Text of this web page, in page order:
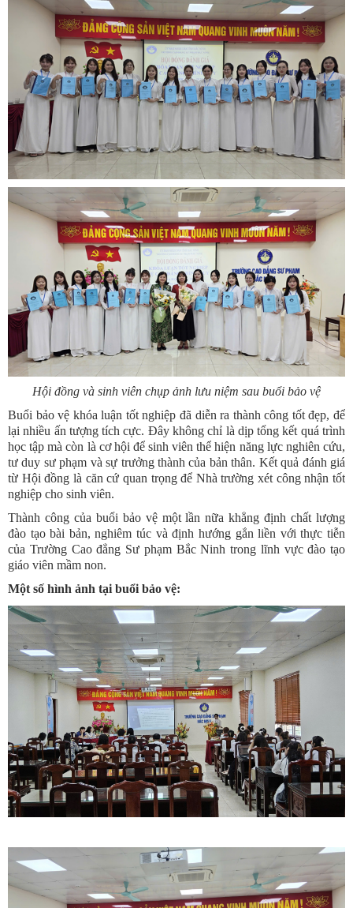
Hội đồng và sinh viên chụp ảnh lưu niệm sau buổi bảo vệ
Buổi bảo vệ khóa luận tốt nghiệp đã diễn ra thành công tốt đẹp, để
lại nhiều ấn tượng tích cực. Đây không chỉ là dịp tổng kết quá trình
học tập mà còn là cơ hội để sinh viên thể hiện năng lực nghiên cứu,
tư duy sư phạm và sự trưởng thành của bản thân. Kết quả đánh giá
từ Hội đồng là căn cứ quan trọng để Nhà trường xét công nhận tốt
nghiệp cho sinh viên.
Thành công của buổi bảo vệ một lần nữa khẳng định chất lượng
đào tạo bài bản, nghiêm túc và định hướng gắn liền với thực tiễn
của Trường Cao đẳng Sư phạm Bắc Ninh trong lĩnh vực đào tạo
giáo viên mầm non.
Một số hình ảnh tại buổi bảo vệ: